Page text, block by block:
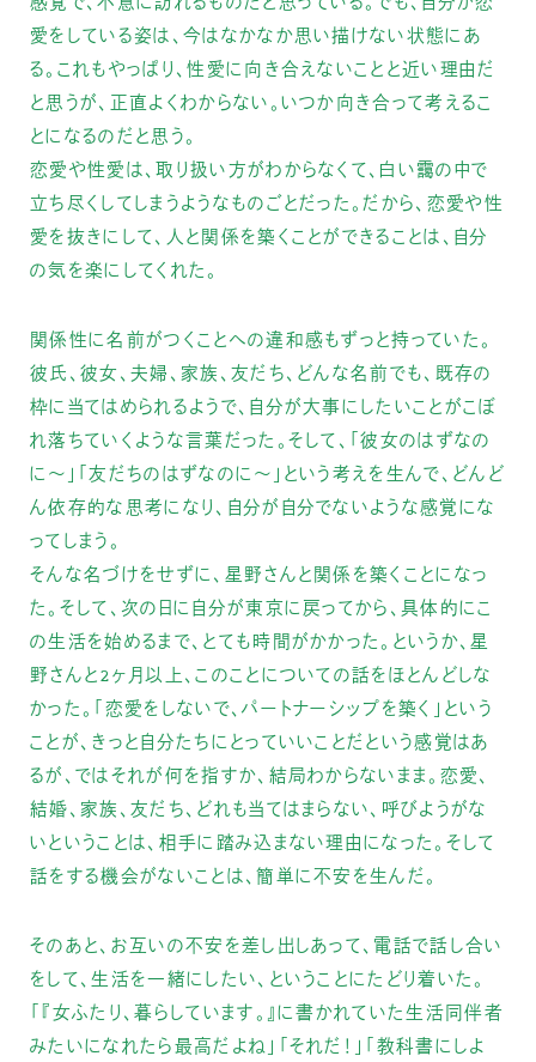
愛をしている姿は、今はなかなか思い描けない状態にあ
る。これもやっぱり、性愛に向き合えないことと近い理由だ
と思うが、正直よくわからない。いつか向き合って考えるこ
とになるのだと思う。
恋愛や性愛は、取り扱い方がわからなくて、白い靄の中で
立ち尽くしてしまうようなものごとだった。だから、恋愛や性
愛を抜きにして、人と関係を築くことができることは、自分
の気を楽にしてくれた。
関係性に名前がつくことへの違和感もずっと持っていた。
彼氏、彼女、夫婦、家族、友だち、どんな名前でも、既存の
枠に当てはめられるようで、自分が大事にしたいことがこぼ
れ落ちていくような言葉だった。そして、「彼女のはずなの
に〜」「友だちのはずなのに〜」という考えを生んで、どんど
ん依存的な思考になり、自分が自分でないような感覚にな
ってしまう。
そんな名づけをせずに、星野さんと関係を築くことになっ
た。そして、次の日に自分が東京に戻ってから、具体的にこ
の生活を始めるまで、とても時間がかかった。というか、星
野さんと2ヶ月以上、このことについての話をほとんどしな
かった。「恋愛をしないで、パートナーシップを築く」という
ことが、きっと自分たちにとっていいことだという感覚はあ
るが、ではそれが何を指すか、結局わからないまま。恋愛、
結婚、家族、友だち、どれも当てはまらない、呼びようがな
いということは、相手に踏み込まない理由になった。そして
話をする機会がないことは、簡単に不安を生んだ。
そのあと、お互いの不安を差し出しあって、電話で話し合い
をして、生活を一緒にしたい、ということにたどり着いた。
「『女ふたり、暮らしています。』に書かれていた生活同伴者
みたいになれたら最高だよね」「それだ！」「教科書にしよ